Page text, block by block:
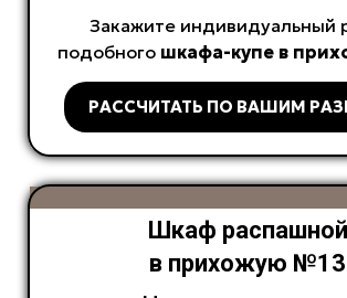
Закажите индивидуальный
подобного шкафа-купе в
РАССЧИТАТЬ ПО ВАШИМ
Шкаф распашной
в прихожую №13